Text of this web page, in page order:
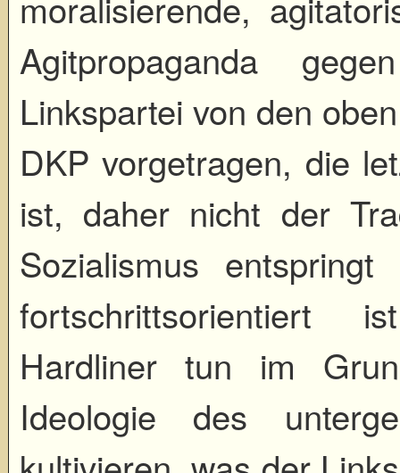
Agitpropaganda
Linkspartei von den
DKP vorgetragen, die
ist, daher nicht der
Sozialismus
fortschrittsorientiert
Hardliner tun im
Ideologie des